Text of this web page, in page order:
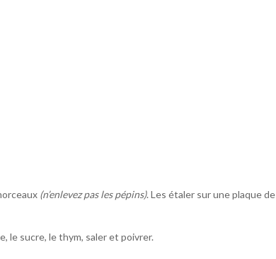
(n’enlevez pas les pépins). Les étaler sur une plaque de
le sucre, le thym, saler et poivrer.